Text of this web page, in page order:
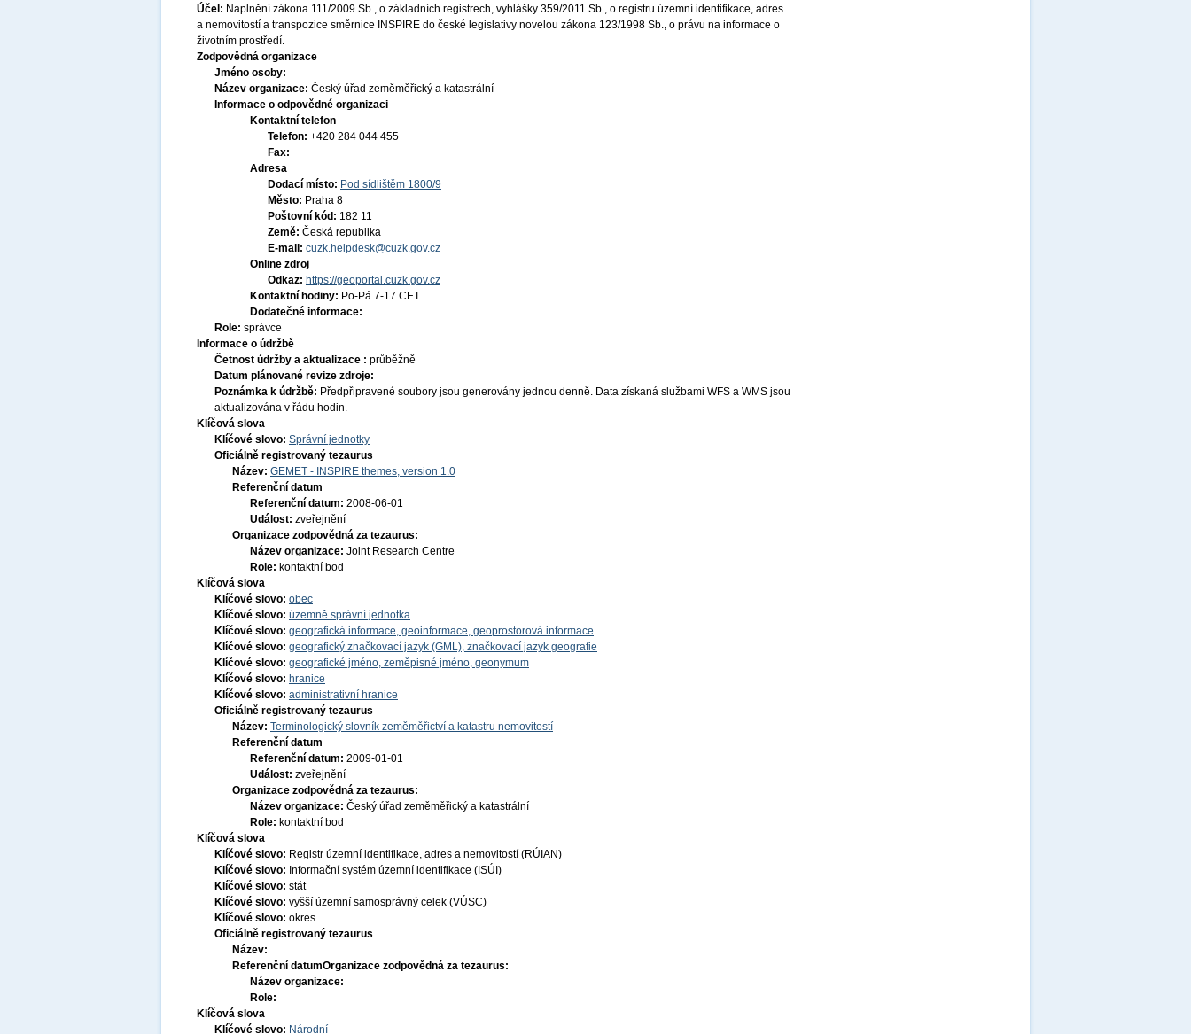
Účel: Naplnění zákona 111/2009 Sb., o základních registrech, vyhlášky 359/2011 Sb., o registru územní identifikace, adres
a nemovitostí a transpozice směrnice INSPIRE do české legislativy novelou zákona 123/1998 Sb., o právu na informace o
životním prostředí.
Zodpovědná organizace
Jméno osoby:
Název organizace: Český úřad zeměměřický a katastrální
Informace o odpovědné organizaci
Kontaktní telefon
Telefon: +420 284 044 455
Fax:
Adresa
Dodací místo: Pod sídlištěm 1800/9
Město: Praha 8
Poštovní kód: 182 11
Země: Česká republika
E-mail: cuzk.helpdesk@cuzk.gov.cz
Online zdroj
Odkaz: https://geoportal.cuzk.gov.cz
Kontaktní hodiny: Po-Pá 7-17 CET
Dodatečné informace:
Role: správce
Informace o údržbě
Četnost údržby a aktualizace : průběžně
Datum plánované revize zdroje:
Poznámka k údržbě: Předpřipravené soubory jsou generovány jednou denně. Data získaná službami WFS a WMS jsou
aktualizována v řádu hodin.
Klíčová slova
Klíčové slovo: Správní jednotky
Oficiálně registrovaný tezaurus
Název: GEMET - INSPIRE themes, version 1.0
Referenční datum
Referenční datum: 2008-06-01
Událost: zveřejnění
Organizace zodpovědná za tezaurus:
Název organizace: Joint Research Centre
Role: kontaktní bod
Klíčová slova
Klíčové slovo: obec
Klíčové slovo: územně správní jednotka
Klíčové slovo: geografická informace, geoinformace, geoprostorová informace
Klíčové slovo: geografický značkovací jazyk (GML), značkovací jazyk geografie
Klíčové slovo: geografické jméno, zeměpisné jméno, geonymum
Klíčové slovo: hranice
Klíčové slovo: administrativní hranice
Oficiálně registrovaný tezaurus
Název: Terminologický slovník zeměměřictví a katastru nemovitostí
Referenční datum
Referenční datum: 2009-01-01
Událost: zveřejnění
Organizace zodpovědná za tezaurus:
Název organizace: Český úřad zeměměřický a katastrální
Role: kontaktní bod
Klíčová slova
Klíčové slovo: Registr územní identifikace, adres a nemovitostí (RÚIAN)
Klíčové slovo: Informační systém územní identifikace (ISÚI)
Klíčové slovo: stát
Klíčové slovo: vyšší územní samosprávný celek (VÚSC)
Klíčové slovo: okres
Oficiálně registrovaný tezaurus
Název:
Referenční datumOrganizace zodpovědná za tezaurus:
Název organizace:
Role:
Klíčová slova
Klíčové slovo: Národní